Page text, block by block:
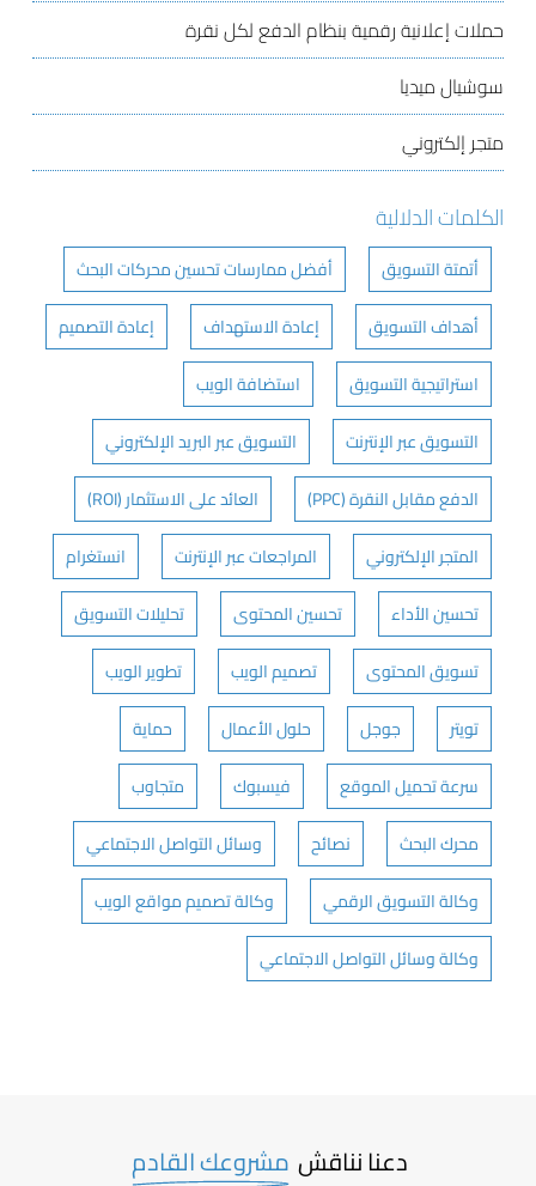
حملات إعلانية رقمية بنظام الدفع لكل نقرة
سوشيال ميديا
متجر إلكتروني
الكلمات الدلالية
أتمتة التسويق
أفضل ممارسات تحسين محركات البحث
أهداف التسويق
إعادة الاستهداف
إعادة التصميم
استراتيجية التسويق
استضافة الويب
التسويق عبر الإنترنت
التسويق عبر البريد الإلكتروني
الدفع مقابل النقرة (PPC)
العائد على الاستثمار (ROI)
المتجر الإلكتروني
المراجعات عبر الإنترنت
انستغرام
تحسين الأداء
تحسين المحتوى
تحليلات التسويق
تسويق المحتوى
تصميم الويب
تطوير الويب
تويتر
جوجل حلول الأعمال
حماية
سرعة تحميل الموقع
فيسبوك
متجاوب
محرك البحث
نصائح
وسائل التواصل الاجتماعي
وكالة التسويق الرقمي
وكالة تصميم مواقع الويب
وكالة وسائل التواصل الاجتماعي
دعنا نناقش مشروعك القادم